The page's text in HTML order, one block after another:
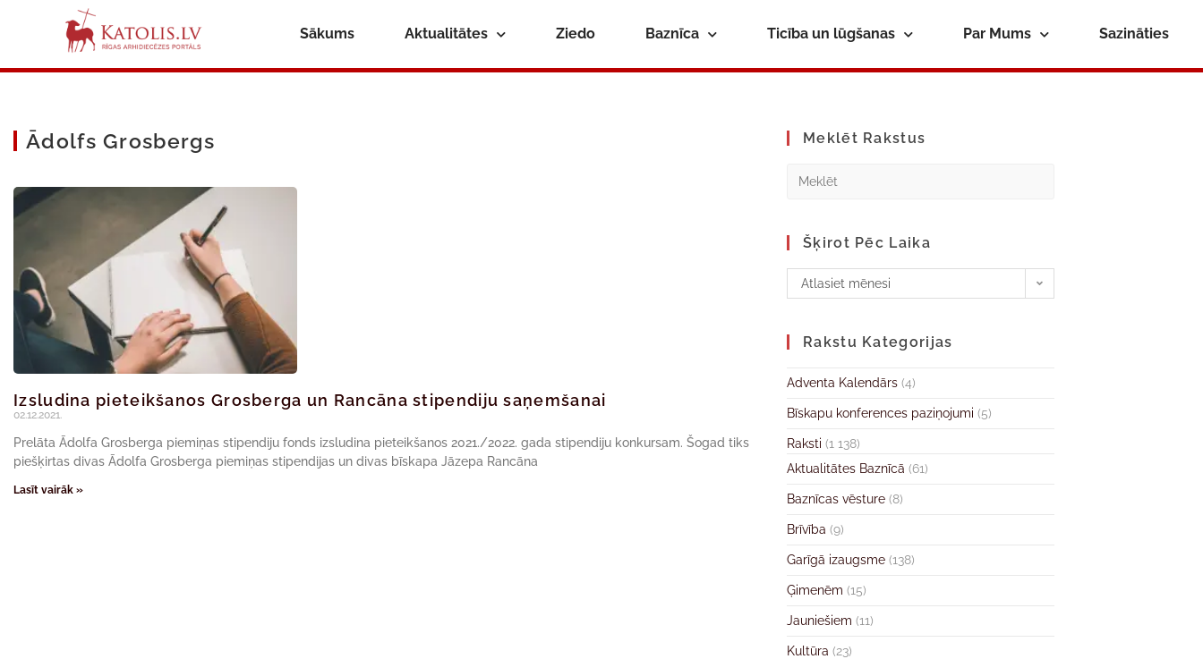
Sākums Aktualitātes Ziedo Baznīca Ticība un lūgšanas Par Mums Sazināties
Ādolfs Grosbergs
Izsludina pieteikšanos Grosberga un Rancāna stipendiju saņemšanai
02.12.2021.
Prelāta Ādolfa Grosberga piemiņas stipendiju fonds izsludina pieteikšanos 2021./2022. gada stipendiju konkursam. Šogad tiks
piešķirtas divas Ādolfa Grosberga piemiņas stipendijas un divas bīskapa Jāzepa Rancāna
Lasīt vairāk »
Meklēt Rakstus
Šķirot Pēc Laika
Atlasiet mēnesi
Rakstu Kategorijas
Adventa Kalendārs (4)
Bīskapu konferences paziņojumi (5)
Raksti (1 138)
Aktualitātes Baznīcā (61)
Baznīcas vēsture (8)
Brīvība (9)
Garīgā izaugsme (138)
Ģimenēm (15)
Jauniešiem (11)
Kultūra (23)